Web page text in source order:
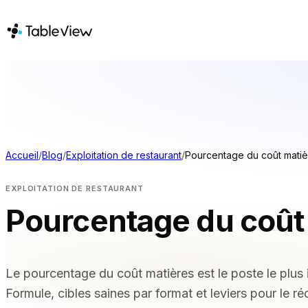
pour cuisine
Comptabilité
Paiements
Approvisionnement
commande sur mobile
Instant Site
Bars et
Camions-
virtuelles
Tableview ou
Accueil/Blog/Exploitation de restaurant/Pourcentage du coût
EXPLOITATION DE RESTAURANT
Pourcentage du
Le pourcentage du coût matières est le poste le
Formule, cibles saines par format et leviers pour le